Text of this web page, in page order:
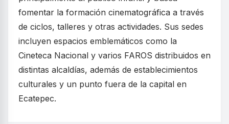
fomentar la formación cinematográfica a través
de ciclos, talleres y otras actividades. Sus sedes
incluyen espacios emblemáticos como la
Cineteca Nacional y varios FAROS distribuidos en
distintas alcaldías, además de establecimientos
culturales y un punto fuera de la capital en
Ecatepec.